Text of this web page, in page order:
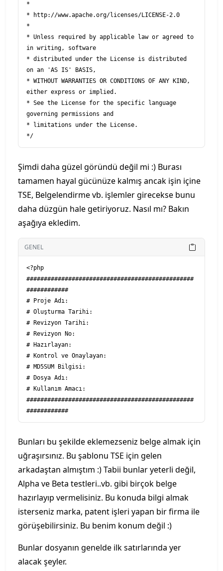
*
* http://www.apache.org/licenses/LICENSE-2.0
*
* Unless required by applicable law or agreed to
in writing, software
* distributed under the License is distributed
on an 'AS IS' BASIS,
* WITHOUT WARRANTIES OR CONDITIONS OF ANY KIND,
either express or implied.
* See the License for the specific language
governing permissions and
* limitations under the License.
Şimdi daha güzel göründü değil mi :) Burası
tamamen hayal gücünüze kalmış ancak işin içine
TSE, Belgelendirme vb. işlemler girecekse bunu
daha düzgün hale getiriyoruz. Nasıl mı? Bakın
aşağıya ekledim.
GENEL
<?php
################################################
############
# Proje Adı:
# Oluşturma Tarihi:
# Revizyon Tarihi:
# Revizyon No:
# Hazırlayan:
# Kontrol ve Onaylayan:
# MD5SUM Bilgisi:
# Dosya Adı:
# Kullanım Amacı:
################################################
Bunları bu şekilde eklemezseniz belge almak için
uğraşırsınız. Bu şablonu TSE için gelen
arkadaştan almıştım :) Tabii bunlar yeterli değil,
Alpha ve Beta testleri..vb. gibi birçok belge
hazırlayıp vermelisiniz. Bu konuda bilgi almak
isterseniz marka, patent işleri yapan bir firma ile
görüşebilirsiniz. Bu benim konum değil :)
Bunlar dosyanın genelde ilk satırlarında yer
alacak şeyler.